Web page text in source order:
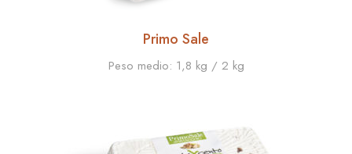
Primo Sale
Peso medio: 1,8 kg / 2 kg